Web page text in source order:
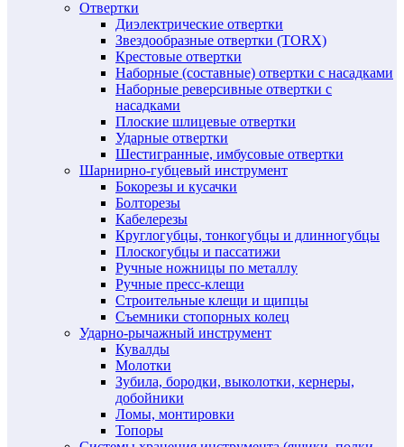
Отвертки
Диэлектрические отвертки
Звездообразные отвертки (TORX)
Крестовые отвертки
Наборные (составные) отвертки с насадками
Наборные реверсивные отвертки с
насадками
Плоские шлицевые отвертки
Ударные отвертки
Шестигранные, имбусовые отвертки
Шарнирно-губцевый инструмент
Бокорезы и кусачки
Болторезы
Кабелерезы
Круглогубцы, тонкогубцы и длинногубцы
Плоскогубцы и пассатижи
Ручные ножницы по металлу
Ручные пресс-клещи
Строительные клещи и щипцы
Съемники стопорных колец
Ударно-рычажный инструмент
Кувалды
Молотки
Зубила, бородки, выколотки, кернеры,
добойники
Ломы, монтировки
Топоры